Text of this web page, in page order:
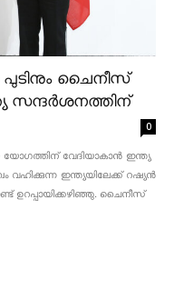
പുടിനും ചൈനീസ്
സന്ദർശനത്തിന്
0
വേദിയാകാൻ ഇന്ത്യ
വഹിക്കുന്ന ഇന്ത്യയിലേക്ക് റഷ്യൻ
ഉറപ്പായിക്കഴിഞ്ഞു. ചൈനീസ്